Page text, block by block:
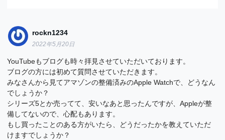
rockn1234
2022年5月20日
YouTubeもブログも時々拝見させていただいております。
ブログの方には初めて質問させていただきます。
みなさんから見てアマゾンの整備済みのApple Watchで、どうなん
でしょうか？
シリーズ5とか売ってて、安いなあと思ったんですが、Appleが整
備してないので、心配もあります。
もし買ったことのある方がいたら、どうだったかを教えていただ
けますでしょうか？